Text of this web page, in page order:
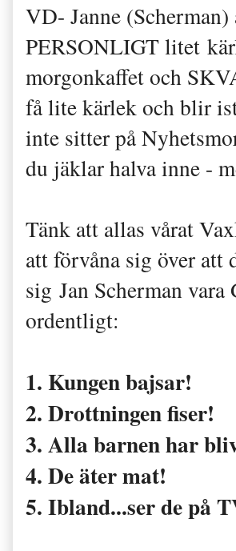
VD- Janne
PERSONLIGT litet
morgonkaffet och
få lite kärlek och blir
inte sitter på
du jäklar halva inne -
Tänk att allas vårat
att förvåna sig över
sig Jan Scherman
ordentligt:
1. Kungen bajsar!
2. Drottningen fiser!
3. Alla barnen har
4. De äter mat!
5. Ibland...ser de på